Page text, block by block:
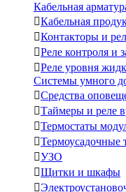
Кабельная
Кабельная
Контакторы и
Реле контроля и
Реле уровня
Системы умного
Средства
Таймеры и реле
Термостаты
Термоусадочные
УЗО
Щитки и шкафы
